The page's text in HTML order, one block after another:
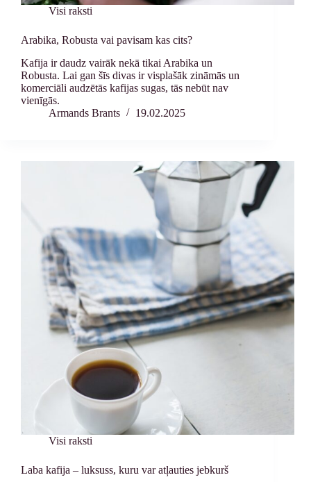
Visi raksti
Arabika, Robusta vai pavisam kas cits?
Kafija ir daudz vairāk nekā tikai Arabika un
Robusta. Lai gan šīs divas ir visplašāk zināmās un
komerciāli audzētās kafijas sugas, tās nebūt nav
vienīgās.
Armands Brants
19.02.2025
Visi raksti
Laba kafija – luksuss, kuru var atļauties jebkurš